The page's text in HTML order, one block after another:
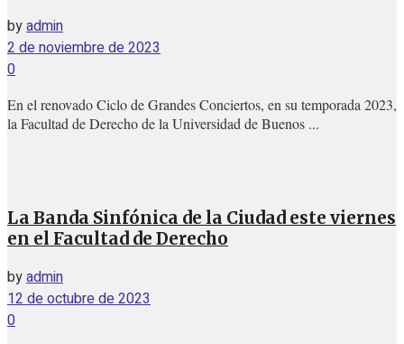
byadmin
2 de noviembre de 2023
0
En el renovado Ciclo de Grandes Conciertos, en su temporada 2023,
la Facultad de Derecho de la Universidad de Buenos ...
La Banda Sinfónica de la Ciudad este viernes
en el Facultad de Derecho
byadmin
12 de octubre de 2023
0